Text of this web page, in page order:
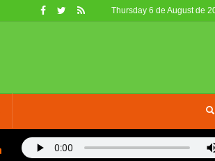
Thursday 6 de August de
Agradecen al Gobierno por